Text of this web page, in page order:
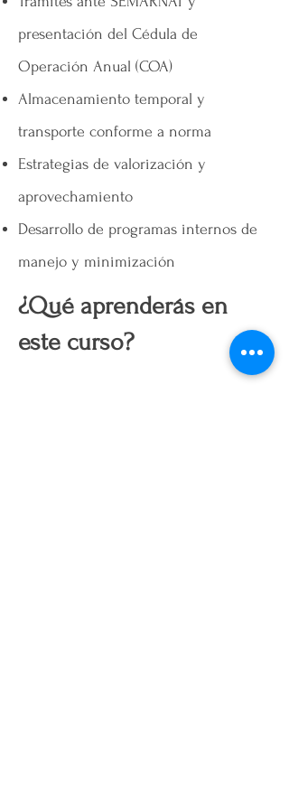
presentación del Cédula de
Operación Anual (COA)
Almacenamiento temporal y
transporte conforme a norma
Estrategias de valorización y
aprovechamiento
Desarrollo de programas internos de
manejo y minimización
¿Qué aprenderás en
este curso?